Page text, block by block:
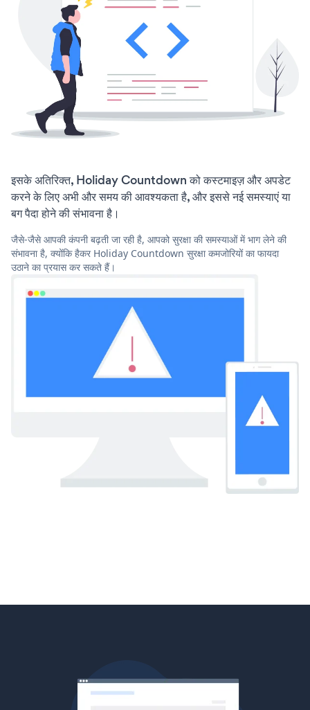
इसके अतिरिक्त, Holiday Countdown को कस्टमाइज़ और अपडेट
करने के लिए अभी और समय की आवश्यकता है, और इससे नई समस्याएं या
बग पैदा होने की संभावना है।
जैसे-जैसे आपकी कंपनी बढ़ती जा रही है, आपको सुरक्षा की समस्याओं में भाग लेने की
संभावना है, क्योंकि हैकर Holiday Countdown सुरक्षा कमजोरियों का फायदा
उठाने का प्रयास कर सकते हैं।